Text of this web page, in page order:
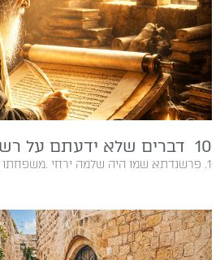
10 דברים שלא ידעתם על רש״י
1. פרשנדתא שמו‭ ‬היה‭ ‬שלמה‭ ‬ירחי‭. ‬משפחתו‭ ‬הגיעה‭ ‬מהעיר‭ ‬לוניל‭